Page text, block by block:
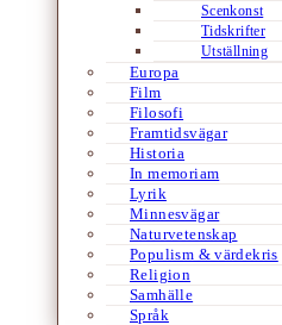
Scenkonst
Tidskrifter
Utställning
Europa
Film
Filosofi
Framtidsvägar
Historia
In memoriam
Lyrik
Minnesvägar
Naturvetenskap
Populism & värdekris
Religion
Samhälle
Språk